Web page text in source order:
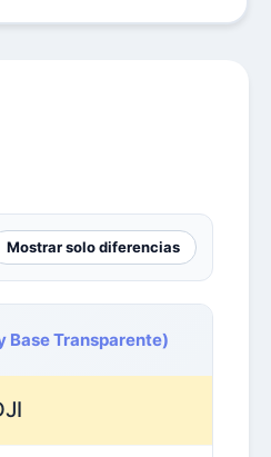
Mostrar solo diferencias
Base Transparente)